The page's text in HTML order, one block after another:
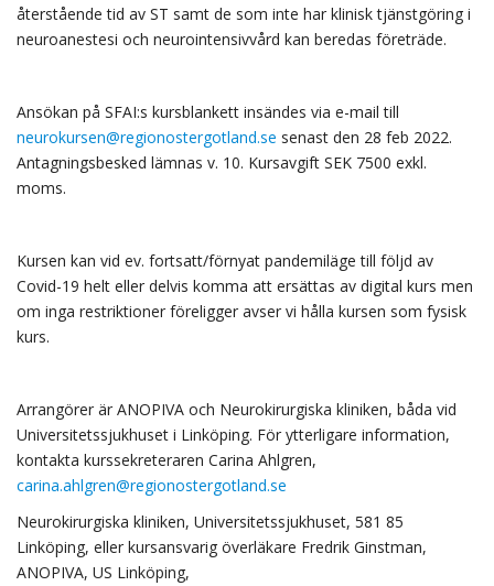
återstående tid av ST samt de som inte har klinisk tjänstgöring i
neuroanestesi och neurointensivvård kan beredas företräde.
Ansökan på SFAI:s kursblankett insändes via e-mail till
neurokursen@regionostergotland.se senast den 28 feb 2022.
Antagningsbesked lämnas v. 10. Kursavgift SEK 7500 exkl.
moms.
Kursen kan vid ev. fortsatt/förnyat pandemiläge till följd av
Covid-19 helt eller delvis komma att ersättas av digital kurs men
om inga restriktioner föreligger avser vi hålla kursen som fysisk
kurs.
Arrangörer är ANOPIVA och Neurokirurgiska kliniken, båda vid
Universitetssjukhuset i Linköping. För ytterligare information,
kontakta kurssekreteraren Carina Ahlgren,
carina.ahlgren@regionostergotland.se
Neurokirurgiska kliniken, Universitetssjukhuset, 581 85
Linköping, eller kursansvarig överläkare Fredrik Ginstman,
ANOPIVA, US Linköping,